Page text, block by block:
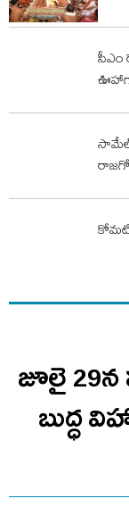
సీఎం
సామేల్
జూలై
బుద్ధ